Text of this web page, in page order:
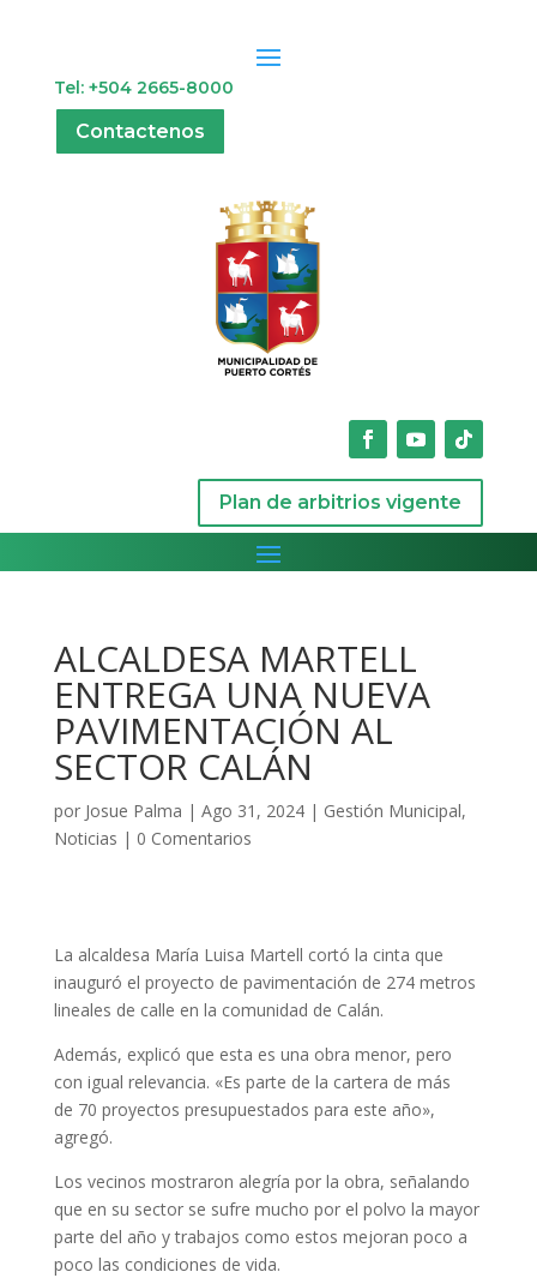
Tel: +504 2665-8000
Contactenos
Plan de arbitrios vigente
ALCALDESA MARTELL
ENTREGA UNA NUEVA
PAVIMENTACIÓN AL
SECTOR CALÁN
por Josue Palma | Ago 31, 2024| Gestión Municipal,
Noticias | 0 Comentarios
La alcaldesa María Luisa Martell cortó la cinta que
inauguró el proyecto de pavimentación de 274 metros
lineales de calle en la comunidad de Calán.
Además, explicó que esta es una obra menor, pero
con igual relevancia. «Es parte de la cartera de más
de 70 proyectos presupuestados para este año»,
agregó.
Los vecinos mostraron alegría por la obra, señalando
que en su sector se sufre mucho por el polvo la mayor
parte del año y trabajos como estos mejoran poco a
poco las condiciones de vida.